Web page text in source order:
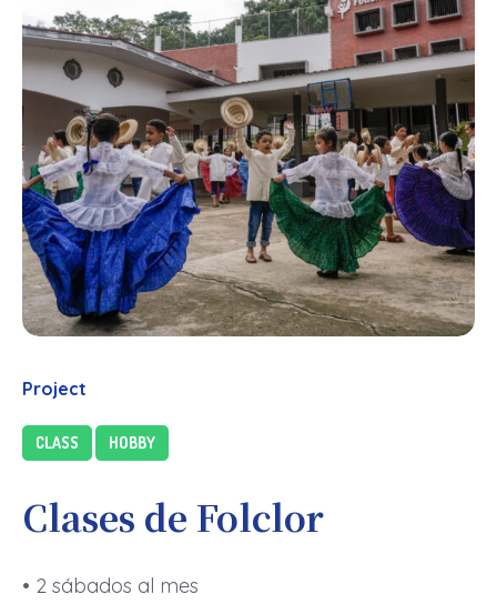
Project
CLASS HOBBY
Clases de Folclor
• 2 sábados al mes